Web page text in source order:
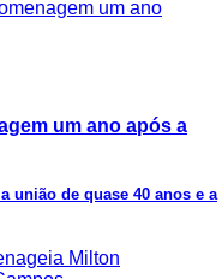
um ano após a
união de quase 40 anos e a